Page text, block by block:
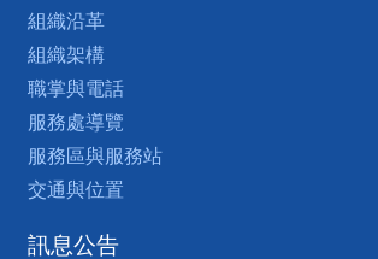
組織沿革
組織架構
職掌與電話
服務處導覽
服務區與服務站
交通與位置
訊息公告